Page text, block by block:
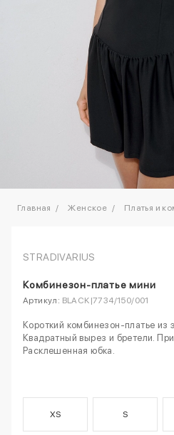
Главная Женское Платья и
STRADIVARIUS
Комбинезон-платье мини
Артикул: BLACK|7734/150/001
Короткий комбинезон-платье из
Квадратный вырез и бретели.
Расклешенная юбка.
XS S